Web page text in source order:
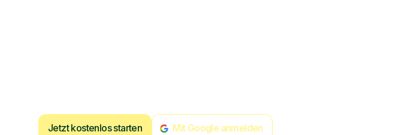
Jetzt kostenlos starten Mit Google anmelden